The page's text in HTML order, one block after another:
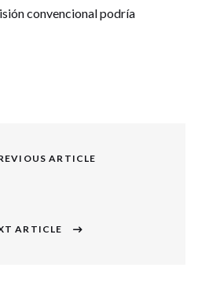
convencional podría
ARTICLE
ARTICLE